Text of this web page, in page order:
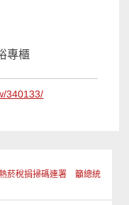
專櫃
340133/
菸稅捐掃碼連署 籲總統